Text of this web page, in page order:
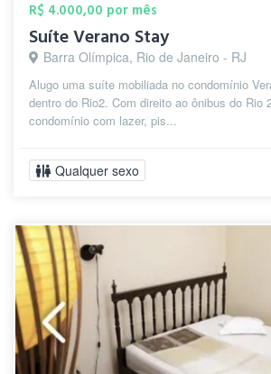
R$ 4.000,00 por mês
Suíte Verano Stay
Barra Olímpica, Rio de Janeiro - RJ
Alugo uma suíte mobiliada no condomínio
dentro do Rio2. Com direito ao ônibus do Rio
condomínio com lazer, pis...
Qualquer sexo